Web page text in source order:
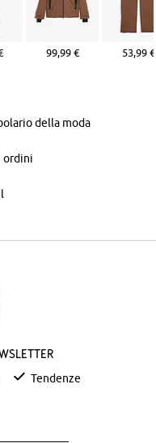
99,99 € 53,99 €
della moda
ordini
Tendenze